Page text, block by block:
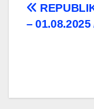
– 01.08.2025